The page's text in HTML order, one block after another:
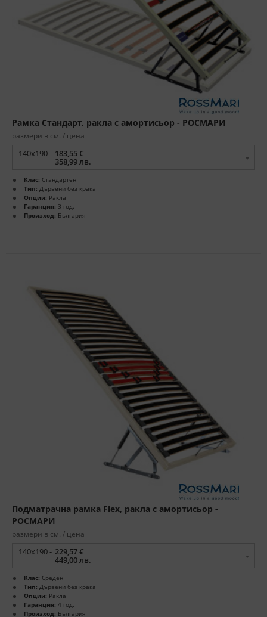
Рамка Стандарт, ракла с амортисьор - РОСМАРИ
размери в см. / цена
140x190 - 183,55 €
358,99 лв.
Клас: Стандартен
Тип: Дървени без крака
Опции: Ракла
Гаранция: 3 год.
Произход: България
Подматрачна рамка Flex, ракла с амортисьор -
РОСМАРИ
размери в см. / цена
140x190 - 229,57 €
449,00 лв.
Клас: Среден
Тип: Дървени без крака
Опции: Ракла
Гаранция: 4 год.
Произход: България